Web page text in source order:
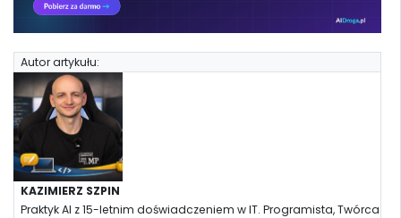
Autor artykułu:
KAZIMIERZ SZPIN
Praktyk AI z 15-letnim doświadczeniem w IT. Programista, Twórca